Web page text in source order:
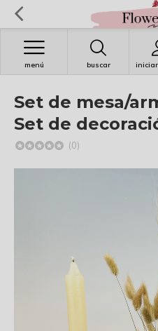
buscar
menú
Set de mesa/
Set de
(0)